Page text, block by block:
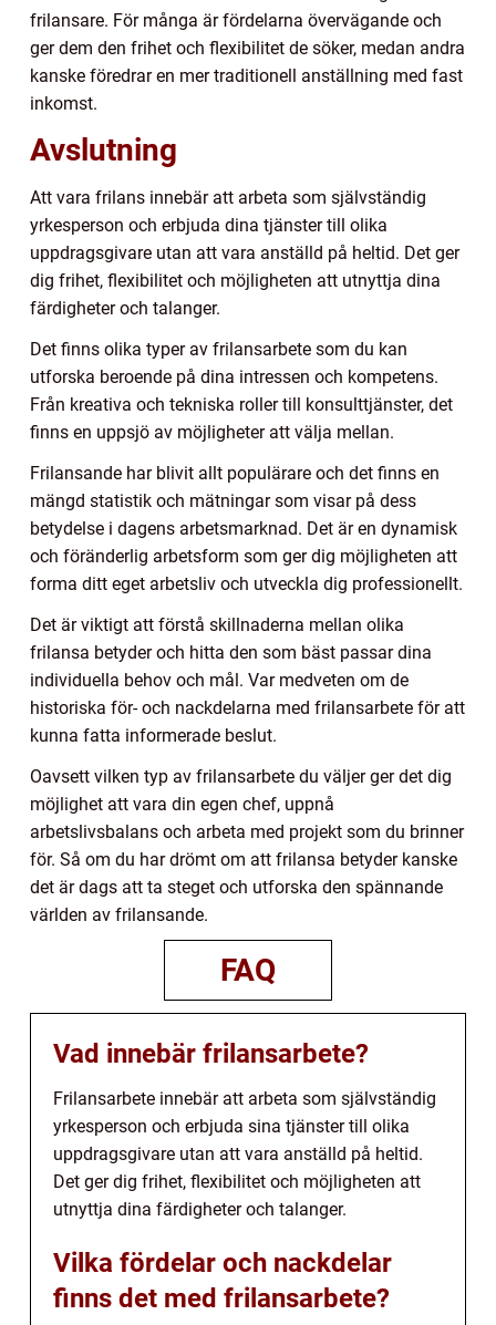
frilansare. För många är fördelarna övervägande och
ger dem den frihet och flexibilitet de söker, medan andra
kanske föredrar en mer traditionell anställning med fast
inkomst.
Avslutning
Att vara frilans innebär att arbeta som självständig
yrkesperson och erbjuda dina tjänster till olika
uppdragsgivare utan att vara anställd på heltid. Det ger
dig frihet, flexibilitet och möjligheten att utnyttja dina
färdigheter och talanger.
Det finns olika typer av frilansarbete som du kan
utforska beroende på dina intressen och kompetens.
Från kreativa och tekniska roller till konsulttjänster, det
finns en uppsjö av möjligheter att välja mellan.
Frilansande har blivit allt populärare och det finns en
mängd statistik och mätningar som visar på dess
betydelse i dagens arbetsmarknad. Det är en dynamisk
och föränderlig arbetsform som ger dig möjligheten att
forma ditt eget arbetsliv och utveckla dig professionellt.
Det är viktigt att förstå skillnaderna mellan olika
frilansa betyder och hitta den som bäst passar dina
individuella behov och mål. Var medveten om de
historiska för- och nackdelarna med frilansarbete för att
kunna fatta informerade beslut.
Oavsett vilken typ av frilansarbete du väljer ger det dig
möjlighet att vara din egen chef, uppnå
arbetslivsbalans och arbeta med projekt som du brinner
för. Så om du har drömt om att frilansa betyder kanske
det är dags att ta steget och utforska den spännande
världen av frilansande.
FAQ
Vad innebär frilansarbete?
Frilansarbete innebär att arbeta som självständig
yrkesperson och erbjuda sina tjänster till olika
uppdragsgivare utan att vara anställd på heltid.
Det ger dig frihet, flexibilitet och möjligheten att
utnyttja dina färdigheter och talanger.
Vilka fördelar och nackdelar
finns det med frilansarbete?